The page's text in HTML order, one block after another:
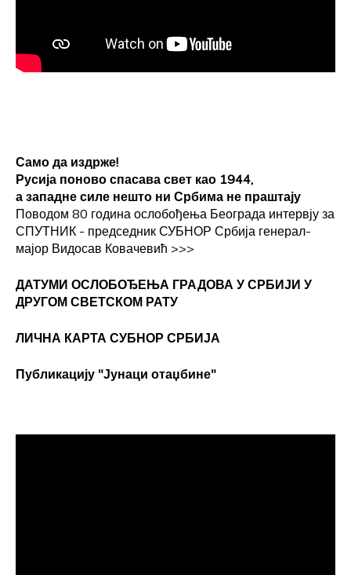
Само да издрже!
Русија поново спасава свет као 1944,
а западне силе нешто ни Србима не праштају
Поводом 80 година ослобођења Београда интервју за
СПУТНИК - председник СУБНОР Србија генерал-
мајор Видосав Ковачевић >>>
ДАТУМИ ОСЛОБОЂЕЊА ГРАДОВА У СРБИЈИ У
ДРУГОМ СВЕТСКОМ РАТУ
ЛИЧНА КАРТА СУБНОР СРБИЈА
Публикацију "Јунаци отаџбине"